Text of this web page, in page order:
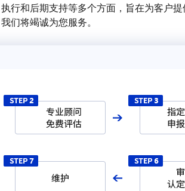
行和后期支持等多个方面，旨在为客户
们将竭诚为您服务。